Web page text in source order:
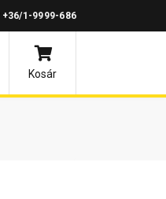
+36/1-9999-686
Kosár